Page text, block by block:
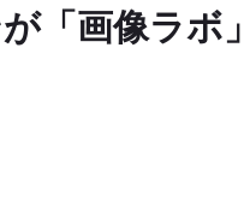
「画像ラ
した